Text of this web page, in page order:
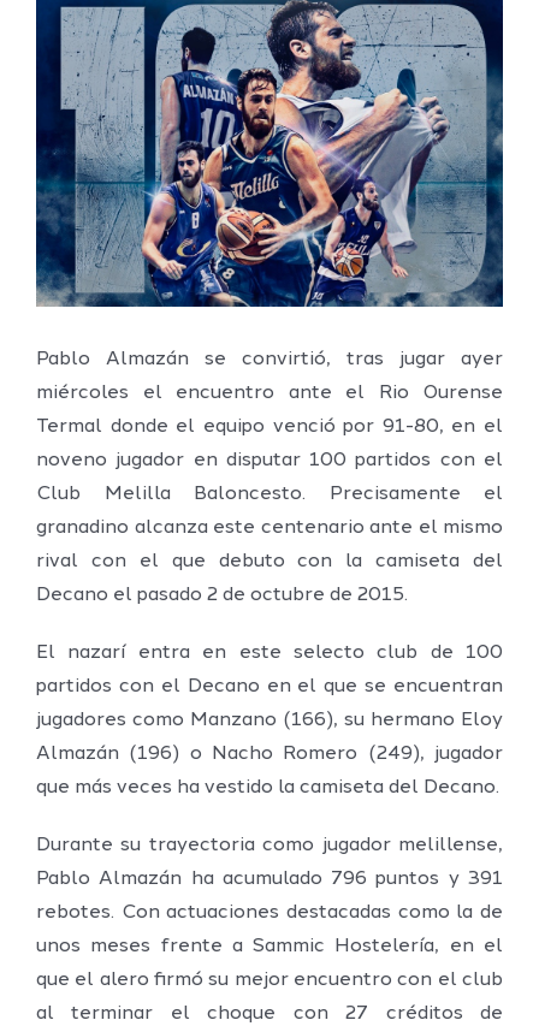
Ver
imagen
grande
Pablo Almazán se convirtió, tras jugar ayer
miércoles el encuentro ante el Rio Ourense
Termal donde el equipo venció por 91-80, en el
noveno jugador en disputar 100 partidos con el
Club Melilla Baloncesto. Precisamente el
granadino alcanza este centenario ante el mismo
rival con el que debuto con la camiseta del
Decano el pasado 2 de octubre de 2015.
El nazarí entra en este selecto club de 100
partidos con el Decano en el que se encuentran
jugadores como Manzano (166), su hermano Eloy
Almazán (196) o Nacho Romero (249), jugador
que más veces ha vestido la camiseta del Decano.
Durante su trayectoria como jugador melillense,
Pablo Almazán ha acumulado 796 puntos y 391
rebotes. Con actuaciones destacadas como la de
unos meses frente a Sammic Hostelería, en el
que el alero firmó su mejor encuentro con el club
al terminar el choque con 27 créditos de